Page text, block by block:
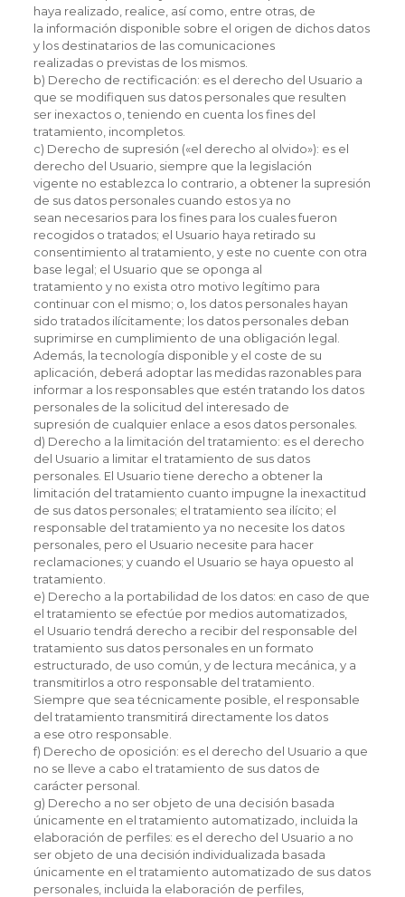
haya realizado, realice, así como, entre otras, de
la información disponible sobre el origen de dichos datos
y los destinatarios de las comunicaciones
realizadas o previstas de los mismos.
b) Derecho de rectificación: es el derecho del Usuario a
que se modifiquen sus datos personales que resulten
ser inexactos o, teniendo en cuenta los fines del
tratamiento, incompletos.
c) Derecho de supresión («el derecho al olvido»): es el
derecho del Usuario, siempre que la legislación
vigente no establezca lo contrario, a obtener la supresión
de sus datos personales cuando estos ya no
sean necesarios para los fines para los cuales fueron
recogidos o tratados; el Usuario haya retirado su
consentimiento al tratamiento, y este no cuente con otra
base legal; el Usuario que se oponga al
tratamiento y no exista otro motivo legítimo para
continuar con el mismo; o, los datos personales hayan
sido tratados ilícitamente; los datos personales deban
suprimirse en cumplimiento de una obligación legal.
Además, la tecnología disponible y el coste de su
aplicación, deberá adoptar las medidas razonables para
informar a los responsables que estén tratando los datos
personales de la solicitud del interesado de
supresión de cualquier enlace a esos datos personales.
d) Derecho a la limitación del tratamiento: es el derecho
del Usuario a limitar el tratamiento de sus datos
personales. El Usuario tiene derecho a obtener la
limitación del tratamiento cuanto impugne la inexactitud
de sus datos personales; el tratamiento sea ilícito; el
responsable del tratamiento ya no necesite los datos
personales, pero el Usuario necesite para hacer
reclamaciones; y cuando el Usuario se haya opuesto al
tratamiento.
e) Derecho a la portabilidad de los datos: en caso de que
el tratamiento se efectúe por medios automatizados,
el Usuario tendrá derecho a recibir del responsable del
tratamiento sus datos personales en un formato
estructurado, de uso común, y de lectura mecánica, y a
transmitirlos a otro responsable del tratamiento.
Siempre que sea técnicamente posible, el responsable
del tratamiento transmitirá directamente los datos
a ese otro responsable.
f) Derecho de oposición: es el derecho del Usuario a que
no se lleve a cabo el tratamiento de sus datos de
carácter personal.
g) Derecho a no ser objeto de una decisión basada
únicamente en el tratamiento automatizado, incluida la
elaboración de perfiles: es el derecho del Usuario a no
ser objeto de una decisión individualizada basada
únicamente en el tratamiento automatizado de sus datos
personales, incluida la elaboración de perfiles,